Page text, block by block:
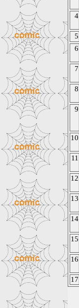
4
5
6
7
8
9
10
11
12
13
14
15
16
17